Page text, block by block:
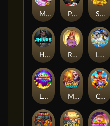
Munchy Milo Power of 10 Strength Of Hercules
Hand of Anubis Rise of Fortuna LE FOOTBALL FAN
Lucky Multifruit Merlin's Mania Chicken Man